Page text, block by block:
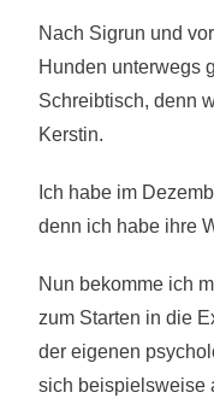
Nach Sigrun und
Hunden unterwegs
Schreibtisch, denn
Kerstin.
Ich habe im
denn ich habe ihre
Nun bekomme ich
zum Starten in die
der eigenen
sich beispielsweise